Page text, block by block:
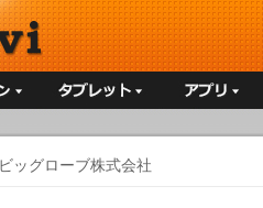
ビッグローブ株式会社